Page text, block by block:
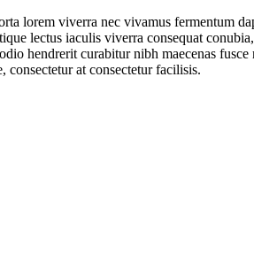
lorem viverra nec vivamus fermentum
lectus iaculis viverra consequat
hendrerit curabitur nibh maecenas
consectetur at consectetur facilisis.